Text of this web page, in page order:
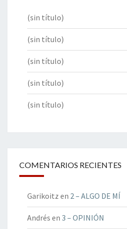
(sin título)
(sin título)
(sin título)
(sin título)
(sin título)
COMENTARIOS RECIENTES
Garikoitz en 2 – ALGO DE MÍ
Andrés en 3 – OPINIÓN